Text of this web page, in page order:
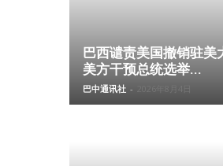
巴西谴责美国撤销驻美
美方干预总统选举...
巴中通讯社 -